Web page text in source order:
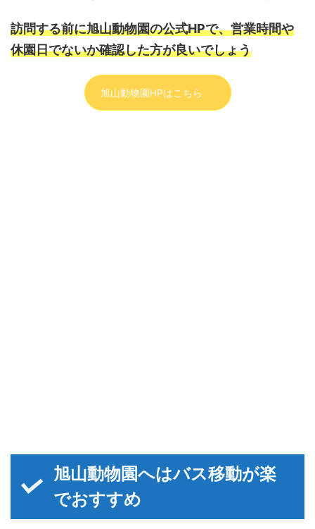
訪問する前に旭山動物園の公式HPで、営業時間や
休園日でないか確認した方が良いでしょう
旭山動物園HPはこちら
旭山動物園へはバス移動が楽
でおすすめ